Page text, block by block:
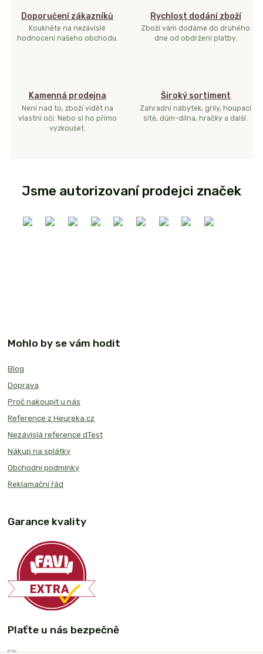
Doporučení zákazníků
Koukněte na nezávislé
hodnocení našeho obchodu.
Rychlost dodání zboží
Zboží vám dodáme do druhého
dne od obdržení platby.
Kamenná prodejna
Není nad to, zboží vidět na
vlastní oči. Nebo si ho přímo
vyzkoušet.
Široký sortiment
Zahradní nábytek, grily, houpací
sítě, dům-dílna, hračky a další.
Jsme autorizovaní prodejci značek
Mohlo by se vám hodit
Blog
Doprava
Proč nakoupit u nás
Reference z Heureka.cz
Nezávislá reference dTest
Nákup na splátky
Obchodní podmínky
Reklamační řád
Garance kvality
Plaťte u nás bezpečně